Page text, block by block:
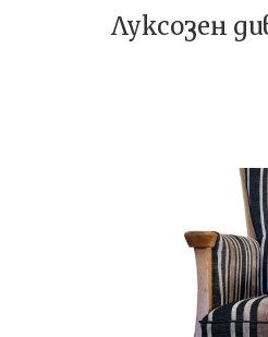
Луксозен